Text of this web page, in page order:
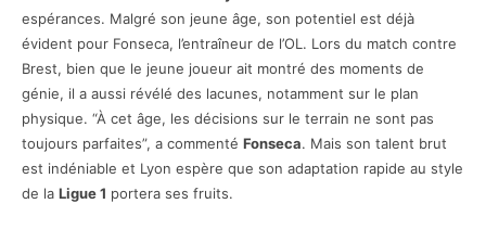
espérances. Malgré son jeune âge, son potentiel est déjà
évident pour Fonseca, l’entraîneur de l’OL. Lors du match contre
Brest, bien que le jeune joueur ait montré des moments de
génie, il a aussi révélé des lacunes, notamment sur le plan
physique. “À cet âge, les décisions sur le terrain ne sont pas
toujours parfaites”, a commenté Fonseca. Mais son talent brut
est indéniable et Lyon espère que son adaptation rapide au style
de la Ligue 1 portera ses fruits.